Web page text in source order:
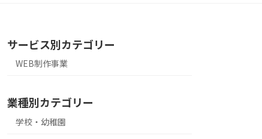
サービス別カテゴリー
WEB制作事業
業種別カテゴリー
学校・幼稚園